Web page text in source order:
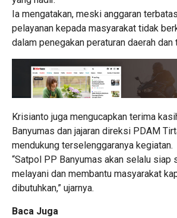
Ia mengatakan, meski anggaran
pelayanan kepada masyarakat tidak
dalam penegakan peraturan daerah dan
Krisianto juga mengucapkan terima
Banyumas dan jajaran direksi PDAM
mendukung terselenggaranya kegiatan.
“Satpol PP Banyumas akan selalu siap
melayani dan membantu masyarakat
dibutuhkan,” ujarnya.
Baca Juga